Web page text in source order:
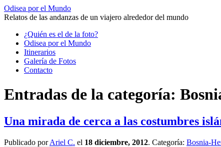
Odisea por el Mundo
Relatos de las andanzas de un viajero alrededor del mundo
Saltar
contenido
¿Quién es el de la foto?
Odisea por el Mundo
Itinerarios
Galería de Fotos
Contacto
Entradas de la categoría:
Una mirada de cerca a las costumbres
Publicado porAriel C. el 18 diciembre, 2012. Categoría: Bosnia-